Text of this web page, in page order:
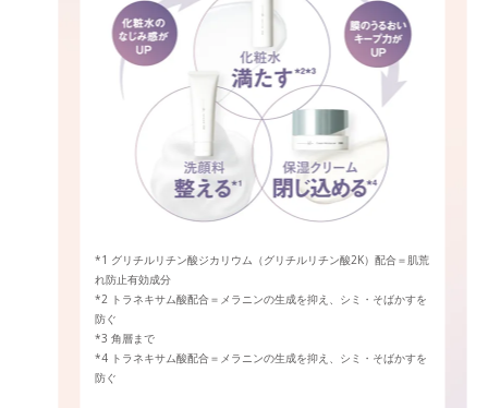
*1 グリチルリチン酸ジカリウム（グリチルリチン酸2K）配合＝肌荒
れ防止有効成分
*2 トラネキサム酸配合＝メラニンの生成を抑え、シミ・そばかすを
防ぐ
*3 角層まで
*4 トラネキサム酸配合＝メラニンの生成を抑え、シミ・そばかすを
防ぐ